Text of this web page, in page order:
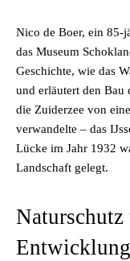
Nico de Boer, ein 85-
das Museum
Geschichte, wie das
und erläutert den Bau
die Zuiderzee von
verwandelte – das
Lücke im Jahr 1932
Landschaft gelegt.
Naturschutz
Entwicklung